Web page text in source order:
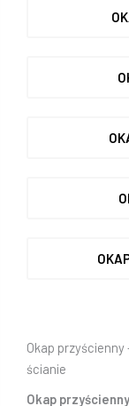
Okap
ścianie
Okap przyścienny